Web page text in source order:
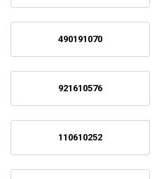
490191070
921610576
110610252